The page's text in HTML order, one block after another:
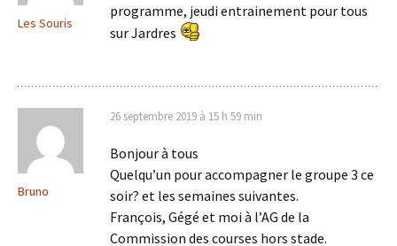
Les Souris
programme, jeudi entrainement pour tous
sur Jardres
Bruno
26 septembre 2019 à 15 h 59 min
Bonjour à tous
Quelqu’un pour accompagner le groupe 3 ce
soir? et les semaines suivantes.
François, Gégé et moi à l’AG de la
Commission des courses hors stade.